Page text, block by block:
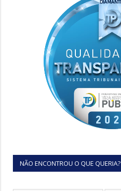
NÃO ENCONTROU O QUE QUERIA?